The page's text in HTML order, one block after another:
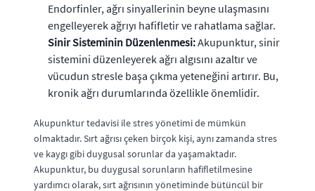
Endorfinler, ağrı sinyallerinin beyne ulaşmasını
engelleyerek ağrıyı hafifletir ve rahatlama sağlar.
Sinir Sisteminin Düzenlenmesi:Akupunktur, sinir
sistemini düzenleyerek ağrı algısını azaltır ve
vücudun stresle başa çıkma yeteneğini artırır. Bu,
kronik ağrı durumlarında özellikle önemlidir.
Akupunktur tedavisi ile stres yönetimi de mümkün
olmaktadır. Sırt ağrısı çeken birçok kişi, aynı zamanda stres
ve kaygı gibi duygusal sorunlar da yaşamaktadır.
Akupunktur, bu duygusal sorunların hafifletilmesine
yardımcı olarak, sırt ağrısının yönetiminde bütüncül bir